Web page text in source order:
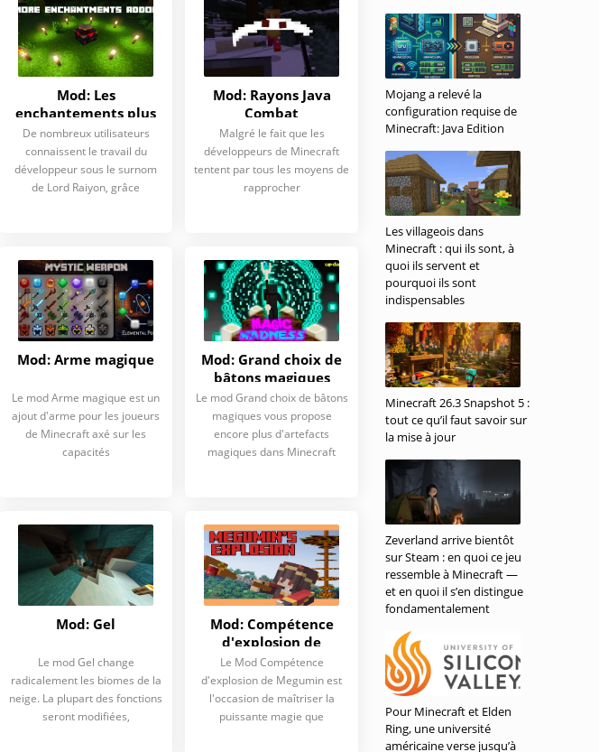
Mod: Les
enchantements plus
vanille de Raiyon
De nombreux utilisateurs
connaissent le travail du
développeur sous le surnom
de Lord Raiyon, grâce
Mod: Rayons Java
Combat
Malgré le fait que les
développeurs de Minecraft
tentent par tous les moyens de
rapprocher
Mod: Arme magique
Le mod Arme magique est un
ajout d'arme pour les joueurs
de Minecraft axé sur les
capacités
Mod: Grand choix de
bâtons magiques
Le mod Grand choix de bâtons
magiques vous propose
encore plus d'artefacts
magiques dans Minecraft
Mod: Gel
Le mod Gel change
radicalement les biomes de la
neige. La plupart des fonctions
seront modifiées,
Mod: Compétence
d'explosion de
Megumin
Le Mod Compétence
d'explosion de Megumin est
l'occasion de maîtriser la
puissante magie que
Mojang a relevé la
configuration requise de
Minecraft: Java Edition
Les villageois dans
Minecraft : qui ils sont, à
quoi ils servent et
pourquoi ils sont
indispensables
Minecraft 26.3 Snapshot 5 :
tout ce qu’il faut savoir sur
la mise à jour
Zeverland arrive bientôt
sur Steam : en quoi ce jeu
ressemble à Minecraft —
et en quoi il s’en distingue
fondamentalement
Pour Minecraft et Elden
Ring, une université
américaine verse jusqu’à